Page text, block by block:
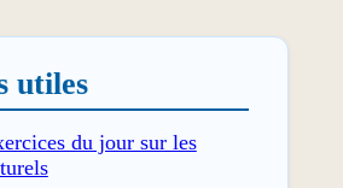
utiles
du jour sur les